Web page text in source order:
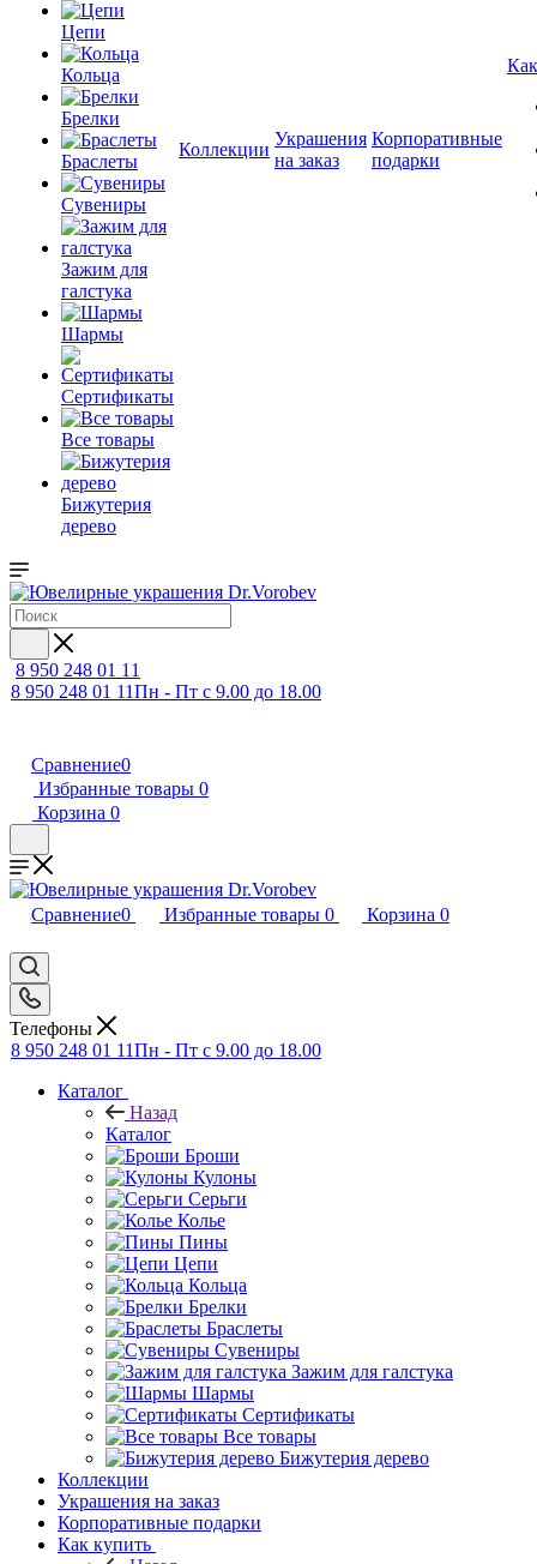
Цепи
Кольца
Брелки
Браслеты
Сувениры
Зажим для
галстука
Шармы
Сертификаты
Все товары
Бижутерия
дерево
Коллекции
Украшения
на заказ
Корпоративные
подарки
8 950 248 01 11
8 950 248 01 11Пн - Пт с 9.00 до 18.00
Сравнение0
Избранные товары 0
Корзина 0
Сравнение0 Избранные товары 0 Корзина 0
Телефоны
8 950 248 01 11Пн - Пт с 9.00 до 18.00
Каталог
Назад
Каталог
Броши
Кулоны
Серьги
Колье
Пины
Цепи
Кольца
Брелки
Браслеты
Сувениры
Зажим для галстука
Шармы
Сертификаты
Все товары
Бижутерия дерево
Коллекции
Украшения на заказ
Корпоративные подарки
Как купить